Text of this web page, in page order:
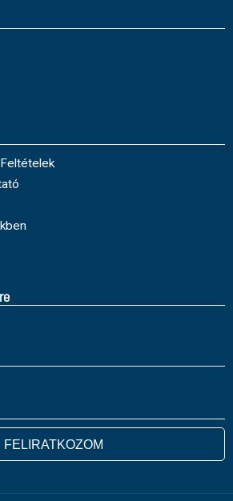
FELIRATKOZOM